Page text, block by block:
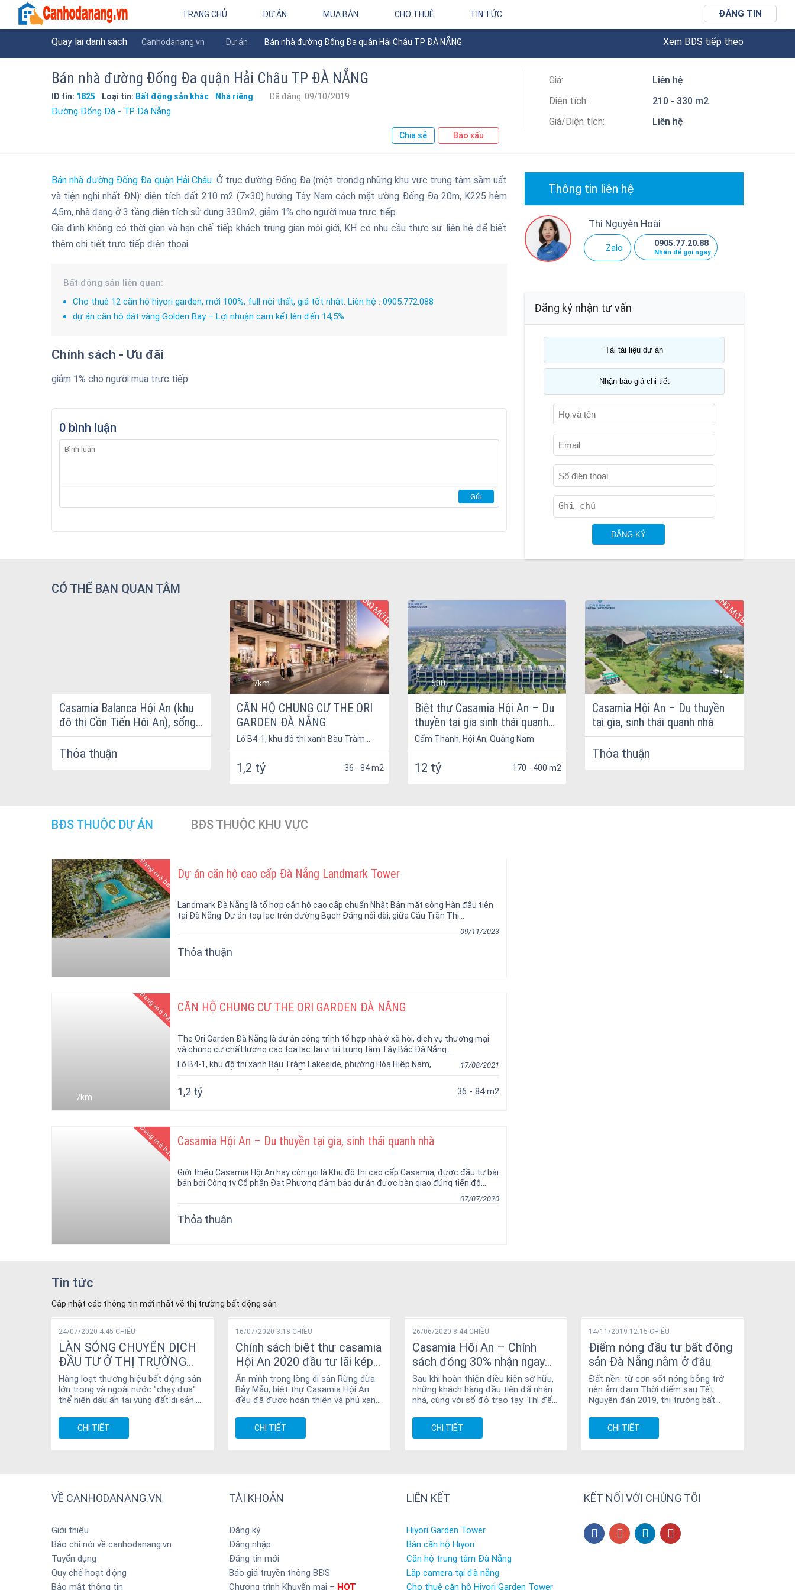
TRANG CHỦ DỰ ÁN MUA BÁN CHO THUÊ TIN TỨC ĐĂNG TIN
Quay lại danh sách Canhodanang.vn Dự án Bán nhà đường Đống Đa quận Hải Châu TP ĐÀ NẴNG Xem BĐS tiếp theo
Bán nhà đường Đống Đa quận Hải Châu TP ĐÀ NẴNG
ID tin: 1825 Loại tin: Bất động sản khác Nhà riêng Đã đăng: 09/10/2019
Đường Đống Đà - TP Đà Nẵng
Chia sẻ Báo xấu
Giá:
Liên hệ
Diện tích:
210 - 330 m2
Giá/Diện tích:
Liên hệ
Bán nhà đường Đống Đa quận Hải Châu. Ở trục đường Đống Đa (một tronđg những khu vực trung tâm sầm uất
và tiện nghi nhất ĐN): diện tích đất 210 m2 (7×30) hướng Tây Nam cách mặt ường Đống Đa 20m, K225 hẻm
4,5m, nhà đang ở 3 tầng diện tích sử dụng 330m2, giảm 1% cho người mua trực tiếp.
Gia đình không có thời gian và hạn chế tiếp khách trung gian môi giới, KH có nhu cầu thực sự liên hệ để biết
thêm chi tiết trực tiếp điện thoại
Bất động sản liên quan:
Cho thuê 12 căn hộ hiyori garden, mới 100%, full nội thất, giá tốt nhât. Liên hệ : 0905.772.088
dự án căn hộ dát vàng Golden Bay – Lợi nhuận cam kết lên đến 14,5%
Chính sách - Ưu đãi
giảm 1% cho người mua trực tiếp.
0 bình luận
Thông tin liên hệ
Thi Nguyễn Hoài
Zalo 0905.77.20.88
Nhấn để gọi ngay
Đăng ký nhận tư vấn
Tải tài liệu dự án
Nhận báo giá chi tiết
CÓ THỂ BẠN QUAN TÂM
Casamia Balanca Hội An (khu
đô thị Cồn Tiến Hội An), sống
đặc quyền giữa lòng di sản
Thỏa thuận
7km
ĐANG MỞ BÁN
CĂN HỘ CHUNG CƯ THE ORI
GARDEN ĐÀ NẴNG
Lô B4-1, khu đô thị xanh Bàu Tràm
1,2 tỷ 36 - 84 m2
500
Biệt thự Casamia Hội An – Du
thuyền tại gia sinh thái quanh
nhà giá chủ đầu tư
Cẩm Thanh, Hội An, Quảng Nam
12 tỷ 170 - 400 m2
ĐANG MỞ BÁN
Casamia Hội An – Du thuyền
tại gia, sinh thái quanh nhà
Thỏa thuận
BĐS THUỘC DỰ ÁN BĐS THUỘC KHU VỰC
Đang mở bán Dự án căn hộ cao cấp Đà Nẵng Landmark Tower
Landmark Đà Nẵng là tổ hợp căn hộ cao cấp chuẩn Nhật Bản mặt sông Hàn đầu tiên
tại Đà Nẵng. Dự án toạ lạc trên đường Bạch Đằng nối dài, giữa Cầu Trần Thị...
09/11/2023
Thỏa thuận
7km
Đang mở bán CĂN HỘ CHUNG CƯ THE ORI GARDEN ĐÀ NẴNG
The Ori Garden Đà Nẵng là dự án công trình tổ hợp nhà ở xã hội, dịch vụ thương mại
và chung cư chất lượng cao tọa lạc tại vị trí trung tâm Tây Bắc Đà Nẵng....
Lô B4-1, khu đô thị xanh Bàu Tràm Lakeside, phường Hòa Hiệp Nam,
quận Liên Chiểu, thành phố Đà Nẵng
17/08/2021
1,2 tỷ 36 - 84 m2
Đang mở bán Casamia Hội An – Du thuyền tại gia, sinh thái quanh nhà
Giới thiệu Casamia Hội An hay còn gọi là Khu đô thị cao cấp Casamia, được đầu tư bài
bản bởi Công ty Cổ phần Đạt Phương đảm bảo dự án được bàn giao đúng tiến độ....
07/07/2020
Thỏa thuận
Tin tức
Cập nhật các thông tin mới nhất về thị trường bất động sản
24/07/2020 4:45 CHIỀU
LÀN SÓNG CHUYỂN DỊCH
ĐẦU TƯ Ở THỊ TRƯỜNG
BĐS HỘI AN – QUẢNG
NAM
Hàng loạt thương hiệu bất động sản
lớn trong và ngoài nước "chạy đua"
thể hiện dấu ấn tại vùng đất di sản.
CHI TIẾT
16/07/2020 3:18 CHIỀU
Chính sách biệt thư casamia
Hội An 2020 đầu tư lãi kép
lên đến 160%
Ẩn mình trong lòng di sản Rừng dừa
Bảy Mẫu, biệt thự Casamia Hội An
đều đã được hoàn thiện và phủ xanh
CHI TIẾT
26/06/2020 8:44 CHIỀU
Casamia Hội An – Chính
sách đóng 30% nhận ngay
nhà chỉ có tại Casamia
Sau khi hoàn thiện điều kiện sở hữu,
những khách hàng đầu tiên đã nhận
nhà, cùng với sổ đỏ trao tay. Thì đến
CHI TIẾT
14/11/2019 12:15 CHIỀU
Điểm nóng đầu tư bất động
sản Đà Nẵng nằm ở đâu
Đất nền: từ cơn sốt nóng bỗng trở
nên ảm đạm Thời điểm sau Tết
Nguyên đán 2019, thị trường bất
đất...
CHI TIẾT
VỀ CANHODANANG.VN
Giới thiệu
Báo chí nói về canhodanang.vn
Tuyển dụng
Quy chế hoạt động
Bảo mật thông tin
TÀI KHOẢN
Đăng ký
Đăng nhập
Đăng tin mới
Báo giá truyền thông BĐS
Chương trình Khuyến mại – HOT
LIÊN KẾT
Hiyori Garden Tower
Bán căn hộ Hiyori
Căn hộ trung tâm Đà Nẵng
Lắp camera tại đà nẵng
Cho thuê căn hộ Hiyori Garden Tower
KẾT NỐI VỚI CHÚNG TÔI